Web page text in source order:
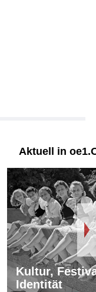
Aktuell in
Kultur,
Identität